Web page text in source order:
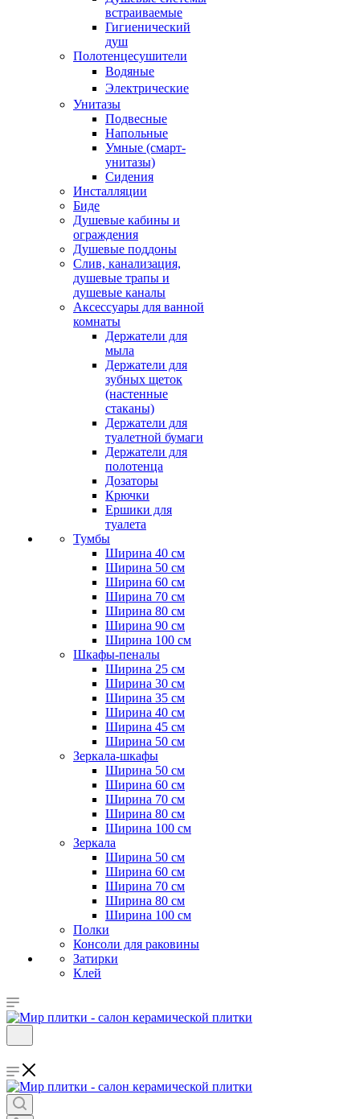
встраиваемые
Гигиенический
душ
Полотенцесушители
ㅤВодяные
ㅤЭлектрические
Унитазы
Подвесные
Напольные
Умные (смарт-
унитазы)
Сидения
Инсталляции
Биде
Душевые кабины и
ограждения
Душевые поддоны
Слив, канализация,
душевые трапы и
душевые каналы
Аксессуары для ванной
комнаты
Держатели для
мыла
Держатели для
зубных щеток
(настенные
стаканы)
Держатели для
туалетной бумаги
Держатели для
полотенца
Дозаторы
Крючки
Ершики для
туалета
Тумбы
Ширина 40 см
Ширина 50 см
Ширина 60 см
Ширина 70 см
Ширина 80 см
Ширина 90 см
Ширина 100 см
Шкафы-пеналы
Ширина 25 см
Ширина 30 см
Ширина 35 см
Ширина 40 см
Ширина 45 см
Ширина 50 см
Зеркала-шкафы
Ширина 50 см
Ширина 60 см
Ширина 70 см
Ширина 80 см
Ширина 100 см
Зеркала
Ширина 50 см
Ширина 60 см
Ширина 70 см
Ширина 80 см
Ширина 100 см
Полки
Консоли для раковины
Затирки
Клей